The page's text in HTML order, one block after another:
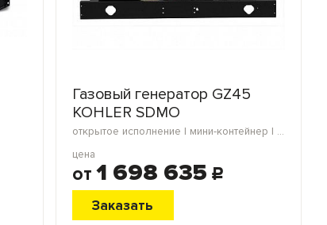
Газовый генератор GZ45
KOHLER SDMO
открытое исполнение | мини-контейнер | в кожухе | блок-контейнер | морской контейнер
цена
от 1 698 635 c
Заказать